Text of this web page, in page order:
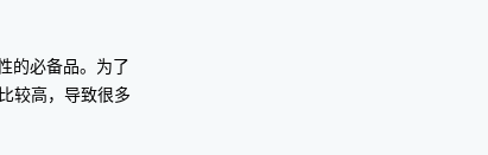
的必备品。为了
较高，导致很多